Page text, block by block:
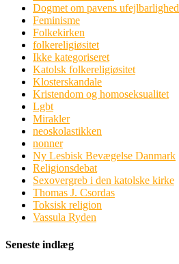
Dogmet om pavens ufejlbarlighed
Feminisme
Folkekirken
folkereligiøsitet
Ikke kategoriseret
Katolsk folkereligiøsitet
Klosterskandale
Kristendom og homoseksualitet
Lgbt
Mirakler
neoskolastikken
nonner
Ny Lesbisk Bevægelse Danmark
Religionsdebat
Sexovergreb i den katolske kirke
Thomas J. Csordas
Toksisk religion
Vassula Ryden
Seneste indlæg